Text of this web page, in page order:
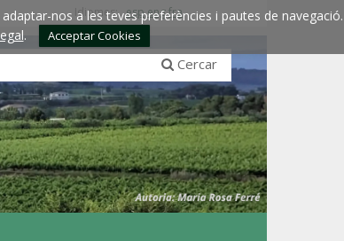
nos a les teves preferències i pautes de navegació.
. Acceptar Cookies
Idiomes:esp engfra
Cercar